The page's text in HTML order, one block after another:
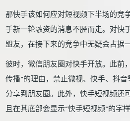
那快手该如何应对短视频下半场的竞
手新一轮融资的消息不胫而走。对快
盟友，在接下来的竞争中无疑会占据
彼时，微信朋友圈对快手开放。此前
传播”的理由，禁止微视、快手、抖
分享到朋友圈。此外，快手短视频还
且在其底部会显示“快手短视频”的字样